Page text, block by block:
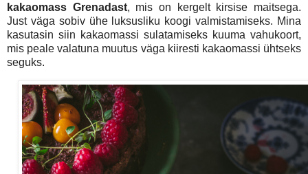
kakaomass Grenadast, mis on kergelt kirsise maitsega.
Just väga sobiv ühe luksusliku koogi valmistamiseks. Mina
kasutasin siin kakaomassi sulatamiseks kuuma vahukoort,
mis peale valatuna muutus väga kiiresti kakaomassi ühtseks
seguks.